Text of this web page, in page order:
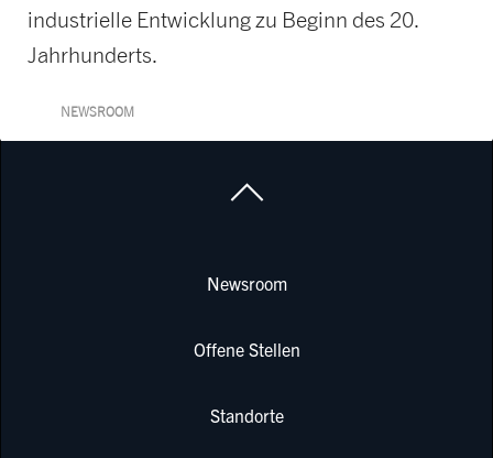
industrielle Entwicklung zu Beginn des 20.
Jahrhunderts.
NEWSROOM
Newsroom
Offene Stellen
Standorte